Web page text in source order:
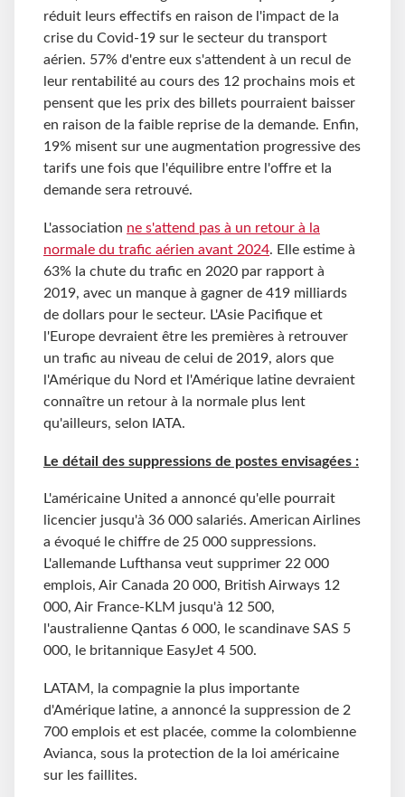
réduit leurs effectifs en raison de l'impact de la
crise du Covid-19 sur le secteur du transport
aérien. 57% d'entre eux s'attendent à un recul de
leur rentabilité au cours des 12 prochains mois et
pensent que les prix des billets pourraient baisser
en raison de la faible reprise de la demande. Enfin,
19% misent sur une augmentation progressive des
tarifs une fois que l'équilibre entre l'offre et la
demande sera retrouvé.
L'association ne s'attend pas à un retour à la
normale du trafic aérien avant 2024. Elle estime à
63% la chute du trafic en 2020 par rapport à
2019, avec un manque à gagner de 419 milliards
de dollars pour le secteur. L'Asie Pacifique et
l'Europe devraient être les premières à retrouver
un trafic au niveau de celui de 2019, alors que
l'Amérique du Nord et l'Amérique latine devraient
connaître un retour à la normale plus lent
qu'ailleurs, selon IATA.
Le détail des suppressions de postes envisagées :
L'américaine United a annoncé qu'elle pourrait
licencier jusqu'à 36 000 salariés. American Airlines
a évoqué le chiffre de 25 000 suppressions.
L'allemande Lufthansa veut supprimer 22 000
emplois, Air Canada 20 000, British Airways 12
000, Air France-KLM jusqu'à 12 500,
l'australienne Qantas 6 000, le scandinave SAS 5
000, le britannique EasyJet 4 500.
LATAM, la compagnie la plus importante
d'Amérique latine, a annoncé la suppression de 2
700 emplois et est placée, comme la colombienne
Avianca, sous la protection de la loi américaine
sur les faillites.